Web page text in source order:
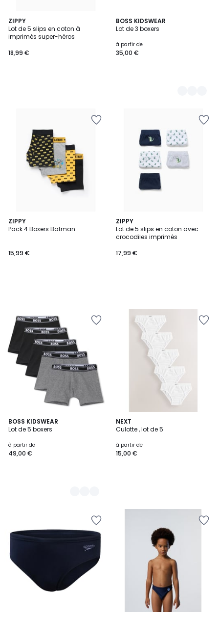
ZIPPY
Lot de 5 slips en coton à
imprimés super-héros
18,99 €
BOSS KIDSWEAR
Lot de 3 boxers
à partir de
35,00 €
2
Couleurs
ZIPPY
Pack 4 Boxers Batman
15,99 €
ZIPPY
Lot de 5 slips en coton avec
crocodiles imprimés
17,99 €
BOSS KIDSWEAR
Lot de 5 boxers
à partir de
49,00 €
2
Couleurs
NEXT
Culotte , lot de 5
à partir de
15,00 €